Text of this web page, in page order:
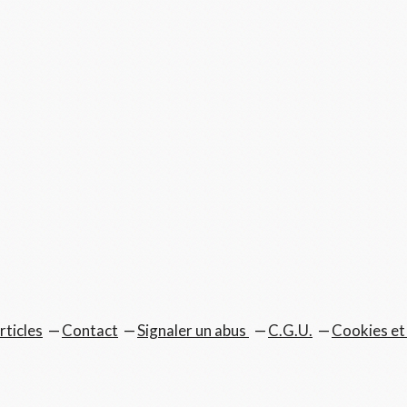
Contact Signaler un abus C.G.U. Cookies